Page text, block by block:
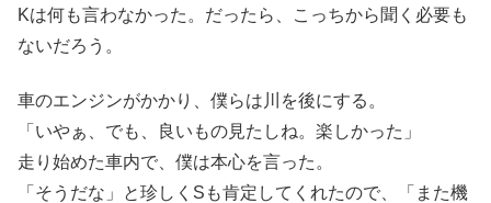
Kは何も言わなかった。だったら、こっちから聞く必要も
ないだろう。
車のエンジンがかかり、僕らは川を後にする。
「いやぁ、でも、良いもの見たしね。楽しかった」
走り始めた車内で、僕は本心を言った。
「そうだな」と珍しくSも肯定してくれたので、「また機